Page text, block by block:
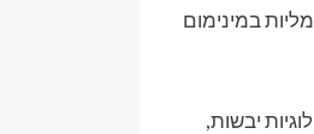
במינימום
יבשות,